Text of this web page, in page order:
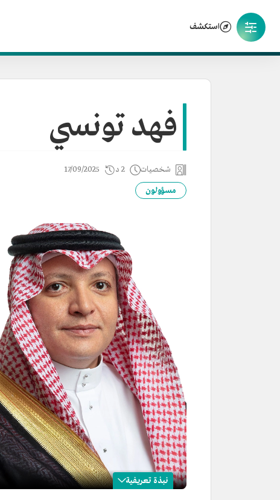
استكشف
فهد تونسي
شخصيات 2 د 17/09/2025
مسؤولون
نبذة تعريفية